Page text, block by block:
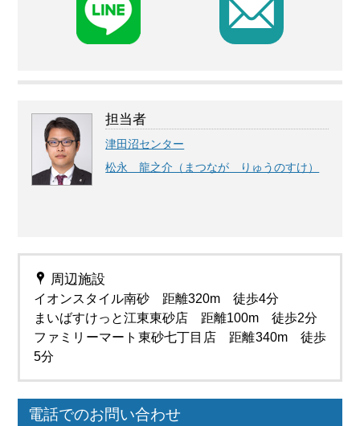
F
担当者
津田沼センター
松永 龍之介（まつなが りゅうのすけ）
周辺施設
イオンスタイル南砂 距離320m 徒歩4分
まいばすけっと江東東砂店 距離100m 徒歩2分
ファミリーマート東砂七丁目店 距離340m 徒歩
5分
電話でのお問い合わせ